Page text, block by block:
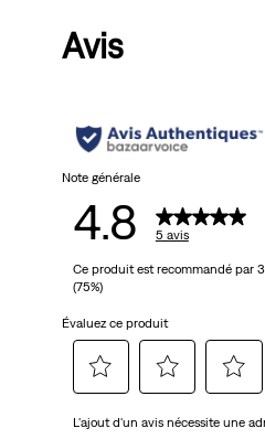
Avis
Note générale
4.8 5 avis
Ce produit est recommandé par
(75%)
Évaluez ce produit
pour
pour
pour
L'ajout d'un avis nécessite une